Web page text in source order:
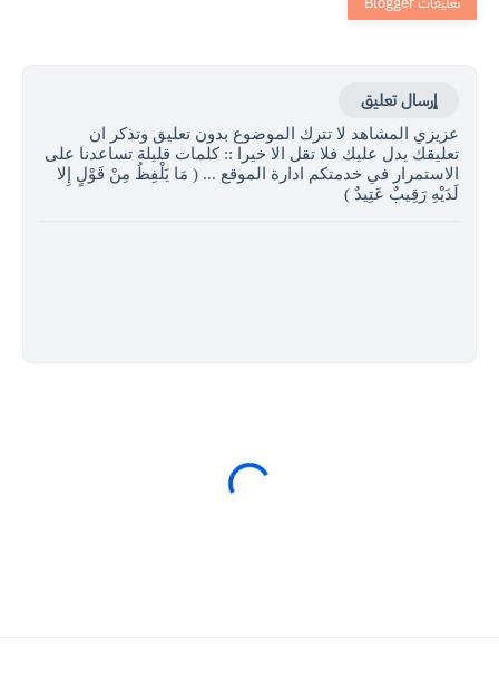
إرسال تعليق
عزيزي المشاهد لا تترك الموضوع بدون تعليق وتذكر ان
تعليقك يدل عليك فلا تقل الا خيرا :: كلمات قليلة تساعدنا على
الاستمرار في خدمتكم ادارة الموقع ... ( مَا يَلْفِظُ مِنْ قَوْلٍ إِلا
لَدَيْهِ رَقِيبٌ عَتِيدٌ )